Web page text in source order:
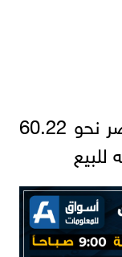
تراجع سعر اليورو في بنك مصر نحو 60.22